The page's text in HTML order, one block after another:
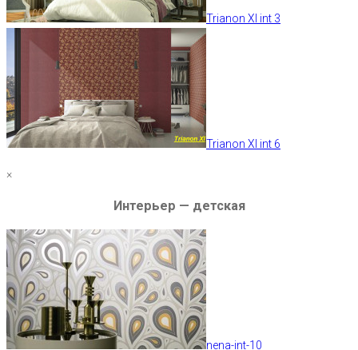
Trianon XI int 3
Trianon XI int 6
×
Интерьер — детская
nena-int-10